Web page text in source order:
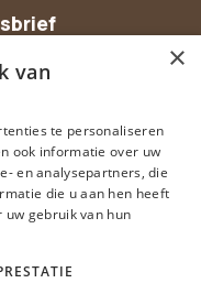
Abonneer
×
van
te personaliseren
ook informatie over uw
en analysepartners, die
die u aan hen heeft
gebruik van hun